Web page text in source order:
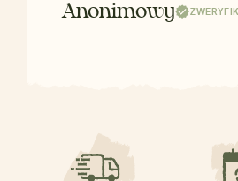
Anonimowy